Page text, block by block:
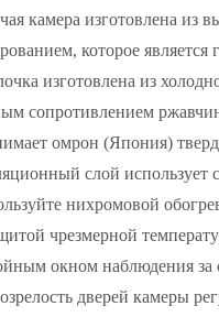
камера изготовлена ​​из
которое
изготовлена ​​из
сопротивлением
омрон (Япония)
слой использует
нихромовой
чрезмерной
окном наблюдения за
дверей камеры